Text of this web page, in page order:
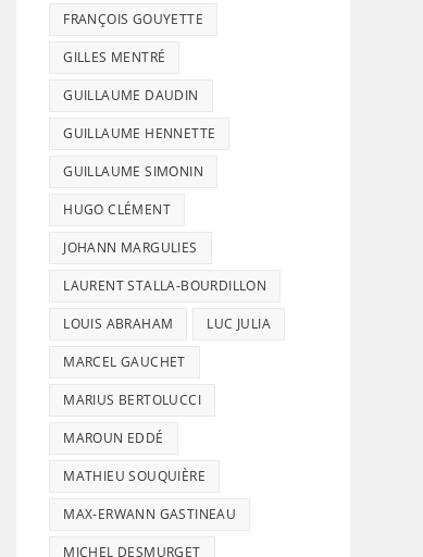
FRANÇOIS GOUYETTE
GILLES MENTRÉ
GUILLAUME DAUDIN
GUILLAUME HENNETTE
GUILLAUME SIMONIN
HUGO CLÉMENT
JOHANN MARGULIES
LAURENT STALLA-BOURDILLON
LOUIS ABRAHAM LUC JULIA
MARCEL GAUCHET
MARIUS BERTOLUCCI
MAROUN EDDÉ
MATHIEU SOUQUIÈRE
MAX-ERWANN GASTINEAU
MICHEL DESMURGET